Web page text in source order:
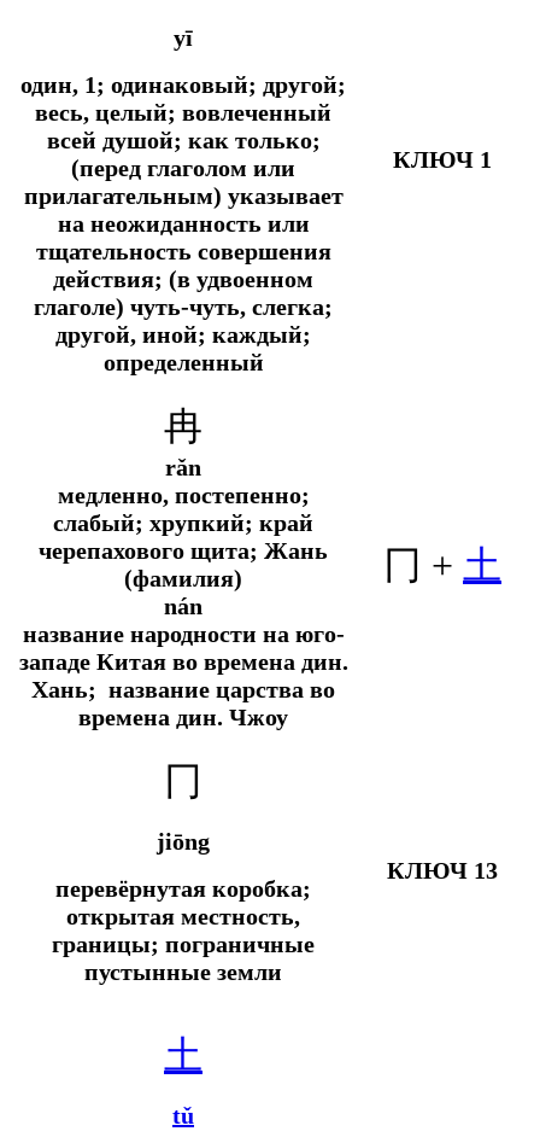
yī
один, 1; одинаковый; другой;
весь, целый; вовлеченный
всей душой; как только;
(перед глаголом или
прилагательным) указывает
на неожиданность или
тщательность совершения
действия; (в удвоенном
глаголе) чуть-чуть, слегка;
другой, иной; каждый;
определенный
КЛЮЧ 1
冉
rǎn
медленно, постепенно;
слабый; хрупкий; край
черепахового щита; Жань
(фамилия)
nán
название народности на юго-
западе Китая во времена дин.
Хань; название царства во
времена дин. Чжоу
冂 + 土
冂
jiōng
перевёрнутая коробка;
открытая местность,
границы; пограничные
пустынные земли
КЛЮЧ 13
土
tǔ